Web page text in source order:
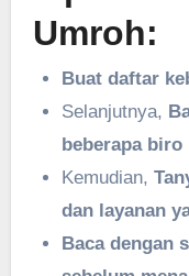
Umroh:
Buat daftar
Selanjutnya,
beberapa biro
Kemudian,
dan layanan
Baca dengan